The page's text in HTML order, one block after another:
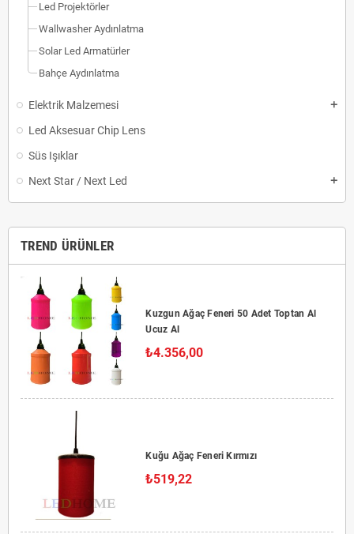
Led Projektörler
Wallwasher Aydınlatma
Solar Led Armatürler
Bahçe Aydınlatma
Elektrik Malzemesi add
Led Aksesuar Chip Lens
Süs Işıklar
Next Star / Next Led
add
TREND ÜRÜNLER
Kuzgun Ağaç Feneri 50 Adet Toptan Al
Ucuz Al
₺4.356,00
Kuğu Ağaç Feneri Kırmızı
₺519,22